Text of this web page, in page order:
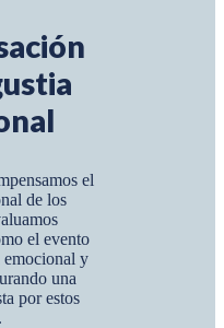
el
de los
el evento
emocional y
una
por estos